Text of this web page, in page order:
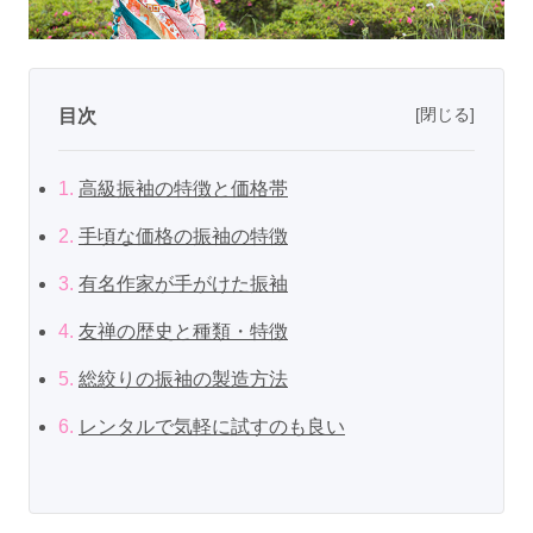
目次 [閉じる]
1. 高級振袖の特徴と価格帯
2. 手頃な価格の振袖の特徴
3. 有名作家が手がけた振袖
4. 友禅の歴史と種類・特徴
5. 総絞りの振袖の製造方法
6. レンタルで気軽に試すのも良い